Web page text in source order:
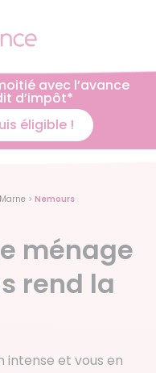
avec l’avance
d’impôt*
éligible !
Marne > Nemours
ménage
rend la
intense et vous en